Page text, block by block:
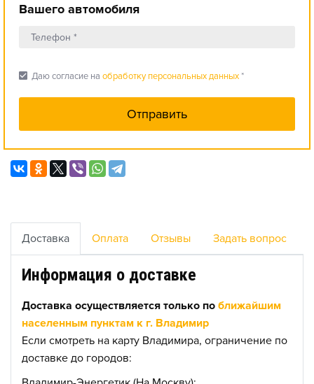
Вашего автомобиля
check_box Даю согласие на обработку персональных данных*
Доставка Оплата Отзывы Задать вопрос
Информация о доставке
Доставка осуществляется только по ближайшим
населенным пунктам к г. Владимир
Если смотреть на карту Владимира, ограничение по
доставке до городов: